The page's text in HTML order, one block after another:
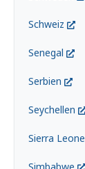
Schweiz
Senegal
Serbien
Seychellen
Sierra Leone